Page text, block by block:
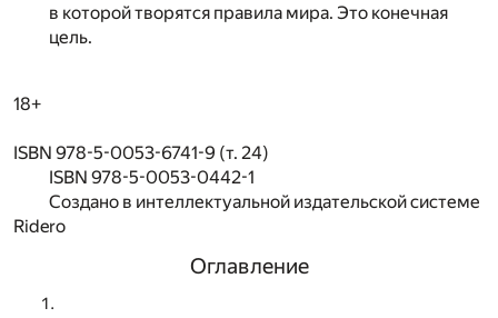
в которой творятся правила мира. Это конечная
цель.
18+
ISBN 978-5-0053-6741-9 (т. 24)
ISBN 978-5-0053-0442-1
Создано в интеллектуальной издательской системе
Ridero
Оглавление